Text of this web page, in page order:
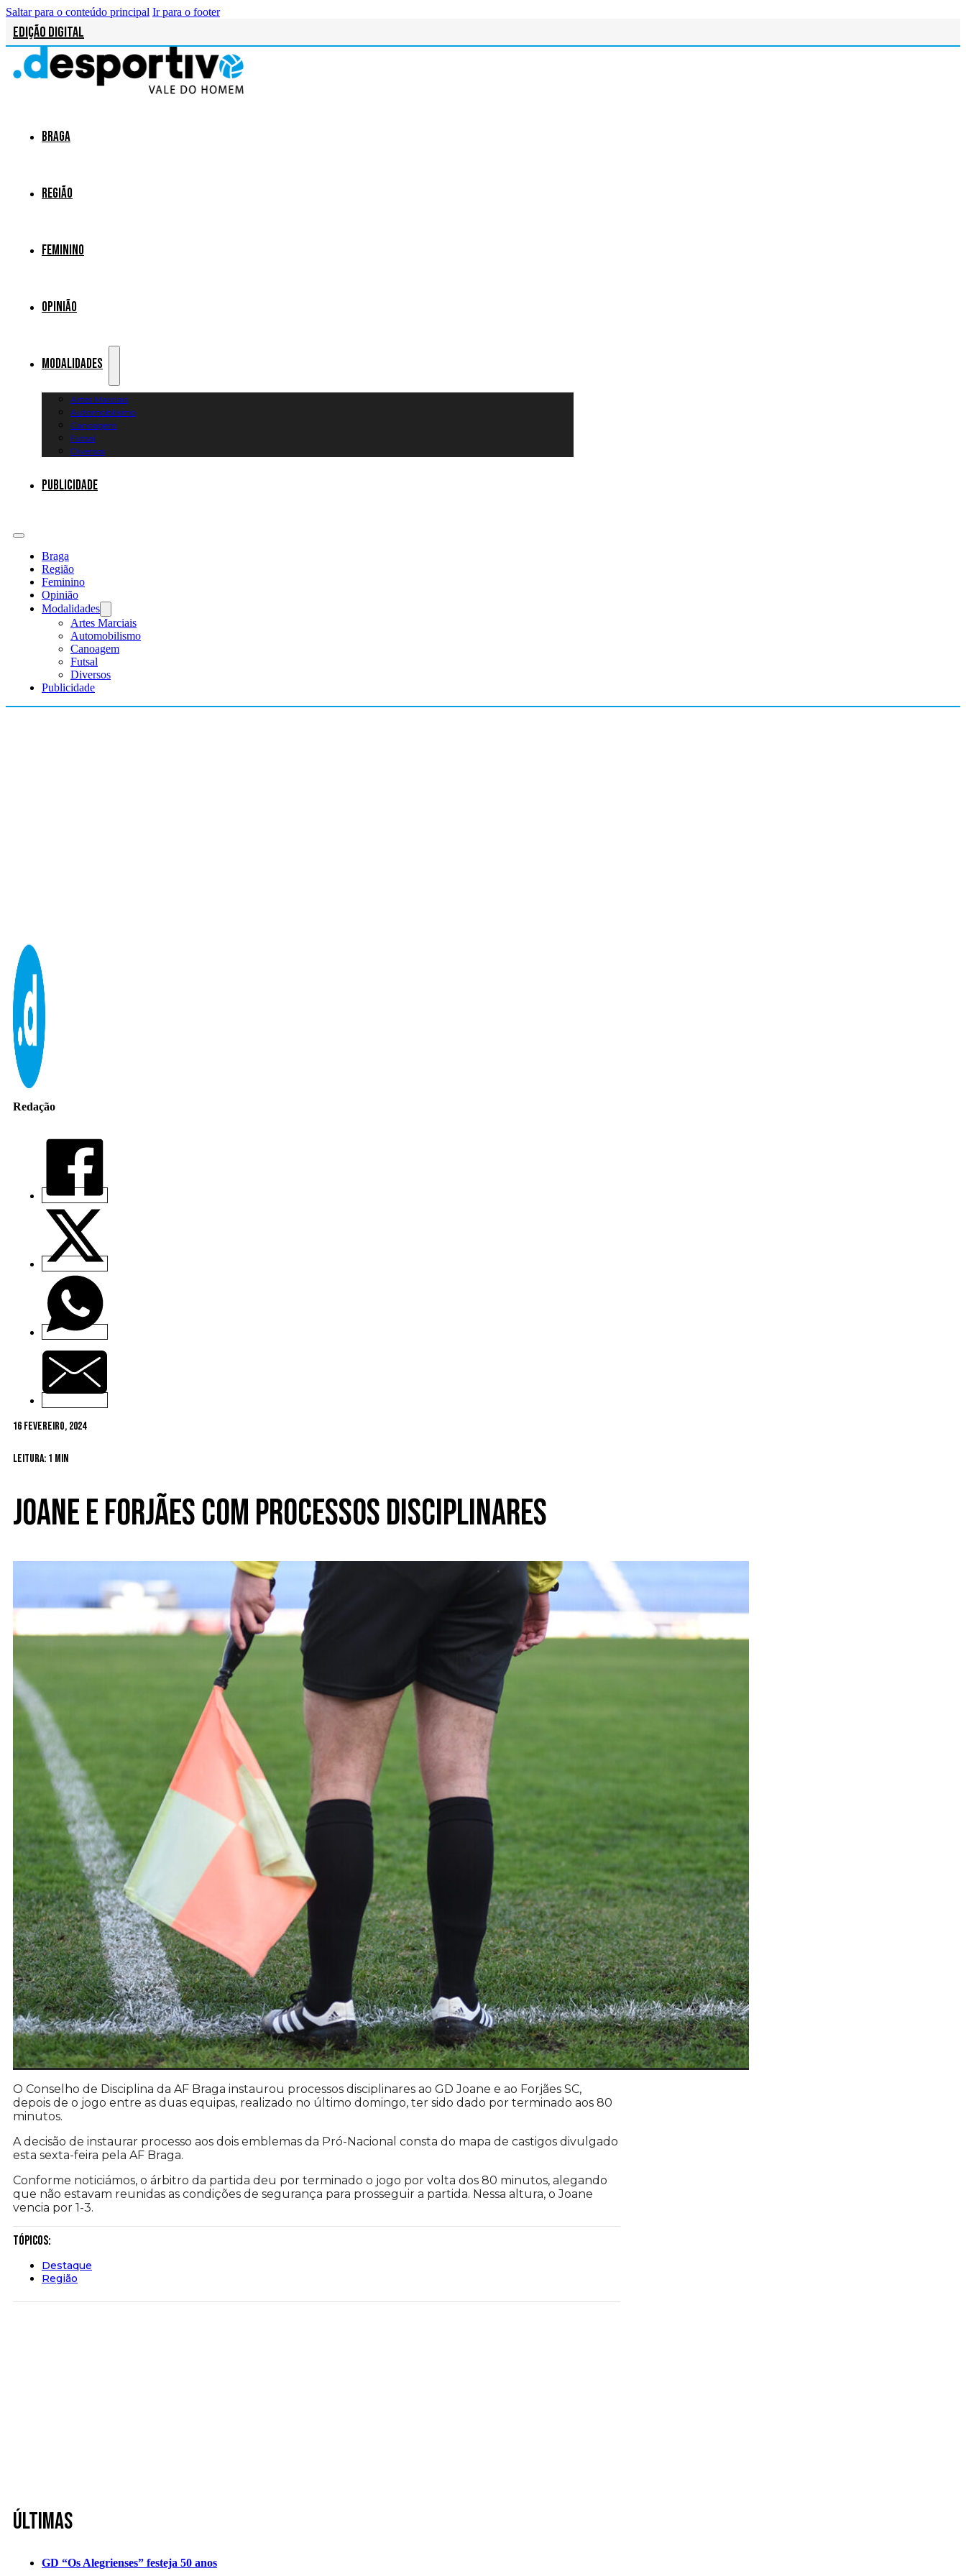
Saltar para o conteúdo principal Ir para o footer
Edição Digital
Braga
Região
Feminino
Opinião
Modalidades
Artes Marciais
Automobilismo
Canoagem
Futsal
Diversos
Publicidade
Braga
Região
Feminino
Opinião
Modalidades
Artes Marciais
Automobilismo
Canoagem
Futsal
Diversos
Publicidade
Redação
16 Fevereiro, 2024
Leitura: 1 min
Joane e Forjães com processos disciplinares
O Conselho de Disciplina da AF Braga instaurou processos disciplinares ao GD Joane e ao Forjães SC,
depois de o jogo entre as duas equipas, realizado no último domingo, ter sido dado por terminado aos 80
minutos.
A decisão de instaurar processo aos dois emblemas da Pró-Nacional consta do mapa de castigos divulgado
esta sexta-feira pela AF Braga.
Conforme noticiámos, o árbitro da partida deu por terminado o jogo por volta dos 80 minutos, alegando
que não estavam reunidas as condições de segurança para prosseguir a partida. Nessa altura, o Joane
vencia por 1-3.
Tópicos:
Destaque
Região
Últimas
GD “Os Alegrienses” festeja 50 anos